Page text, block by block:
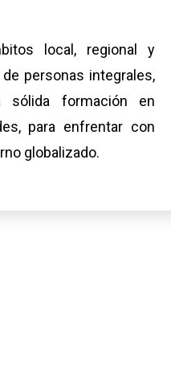
local, regional y
personas integrales,
sólida formación en
para enfrentar con
globalizado.